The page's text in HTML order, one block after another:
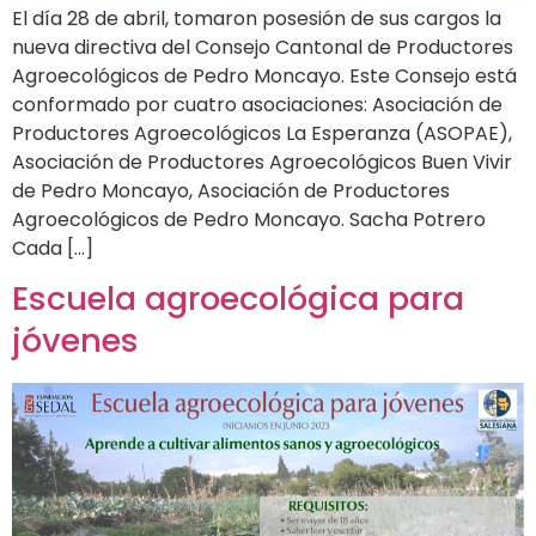
El día 28 de abril, tomaron posesión de sus cargos la
nueva directiva del Consejo Cantonal de Productores
Agroecológicos de Pedro Moncayo. Este Consejo está
conformado por cuatro asociaciones: Asociación de
Productores Agroecológicos La Esperanza (ASOPAE),
Asociación de Productores Agroecológicos Buen Vivir
de Pedro Moncayo, Asociación de Productores
Agroecológicos de Pedro Moncayo. Sacha Potrero
Cada […]
Escuela agroecológica para
jóvenes